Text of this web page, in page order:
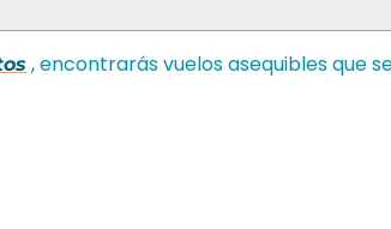
, encontrarás vuelos asequibles que